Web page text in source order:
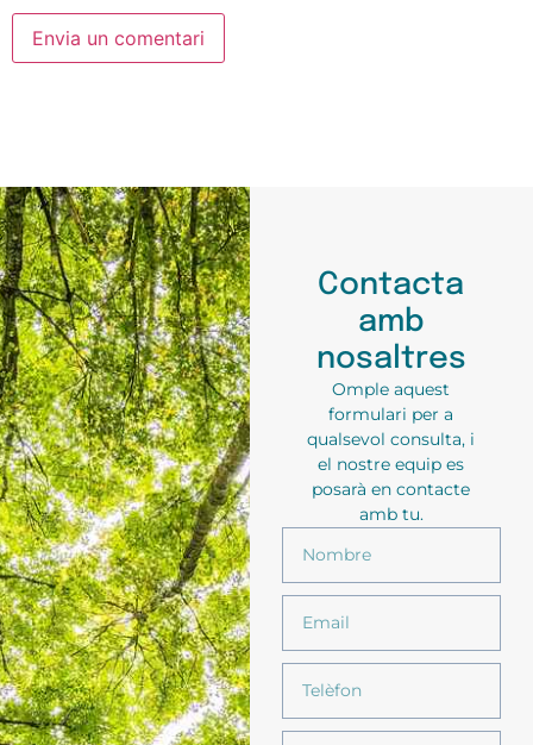
Contacta
amb
nosaltres
Omple aquest
formulari per a
qualsevol consulta, i
el nostre equip es
posarà en contacte
amb tu.